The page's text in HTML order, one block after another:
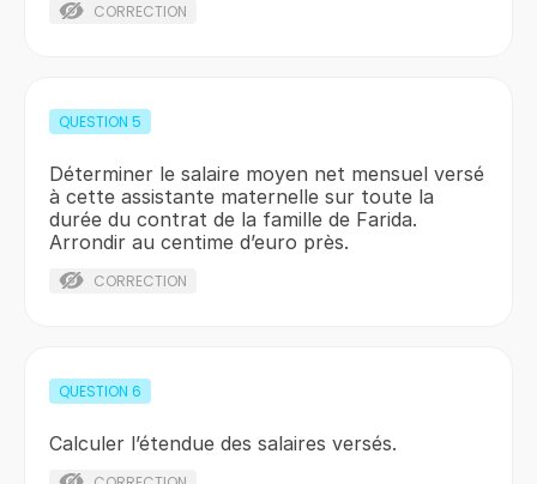
CORRECTION
QUESTION 5
Déterminer le salaire moyen net mensuel versé
à cette assistante maternelle sur toute la
durée du contrat de la famille de Farida.
Arrondir au centime d’euro près.
CORRECTION
QUESTION 6
Calculer l’étendue des salaires versés.